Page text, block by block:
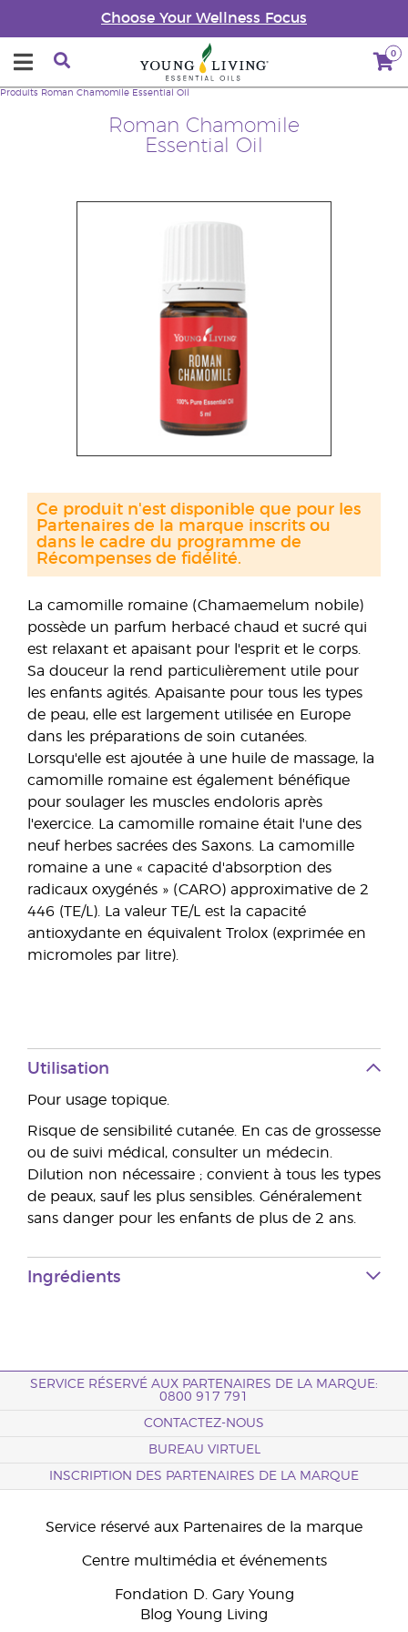
Choose Your Wellness Focus
0
Roman Chamomile
Essential Oil
Produits Roman Chamomile Essential Oil
La camomille romaine (Chamaemelum nobile)
possède un parfum herbacé chaud et sucré qui
est relaxant et apaisant pour l'esprit et le corps.
Sa douceur la rend particulièrement utile pour
les enfants agités. Apaisante pour tous les types
de peau, elle est largement utilisée en Europe
dans les préparations de soin cutanées.
Lorsqu'elle est ajoutée à une huile de massage, la
camomille romaine est également bénéfique
pour soulager les muscles endoloris après
l'exercice. La camomille romaine était l'une des
neuf herbes sacrées des Saxons. La camomille
romaine a une « capacité d'absorption des
radicaux oxygénés » (CARO) approximative de 2
446 (TE/L). La valeur TE/L est la capacité
antioxydante en équivalent Trolox (exprimée en
micromoles par litre).
Ce produit n'est disponible que pour les
Partenaires de la marque inscrits ou
dans le cadre du programme de
Récompenses de fidélité.
Utilisation
Pour usage topique.
Risque de sensibilité cutanée. En cas de grossesse
ou de suivi médical, consulter un médecin.
Dilution non nécessaire ; convient à tous les types
de peaux, sauf les plus sensibles. Généralement
sans danger pour les enfants de plus de 2 ans.
Ingrédients
SERVICE RÉSERVÉ AUX PARTENAIRES DE LA MARQUE:
0800 917 791
CONTACTEZ-NOUS
BUREAU VIRTUEL
INSCRIPTION DES PARTENAIRES DE LA MARQUE
Service réservé aux Partenaires de la marque
Centre multimédia et événements
Fondation D. Gary Young
Blog Young Living